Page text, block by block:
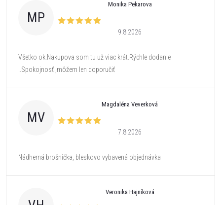
MP
Monika Pekarova
9.8.2026
Všetko ok.Nakupova som tu už viac krát.Rýchle dodanie
..Spokojnosť ,môžem len doporučiť
MV
Magdaléna Veverková
7.8.2026
Nádherná brošnička, bleskovo vybavená objednávka
Veronika Hajníková